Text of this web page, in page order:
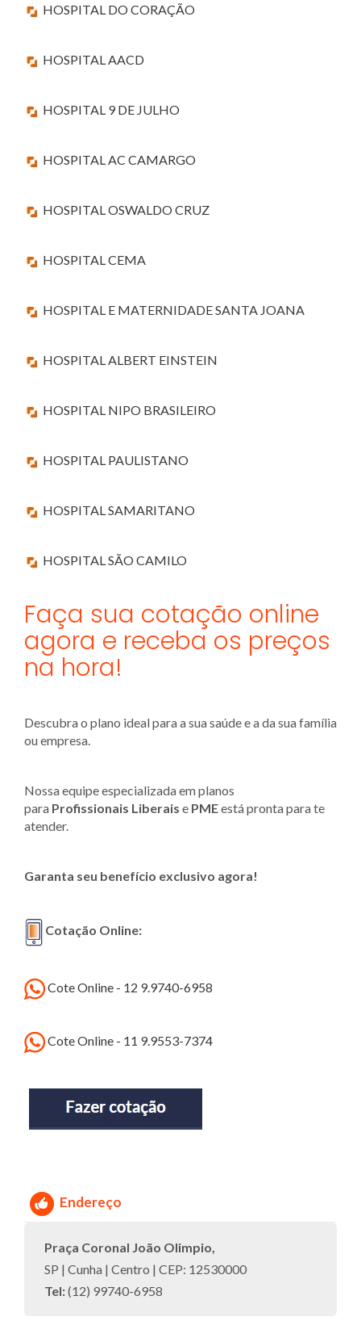
HOSPITAL DO CORAÇÃO
HOSPITAL AACD
HOSPITAL 9 DE JULHO
HOSPITAL AC CAMARGO
HOSPITAL OSWALDO CRUZ
HOSPITAL CEMA
HOSPITAL E MATERNIDADE SANTA JOANA
HOSPITAL ALBERT EINSTEIN
HOSPITAL NIPO BRASILEIRO
HOSPITAL PAULISTANO
HOSPITAL SAMARITANO
HOSPITAL SÃO CAMILO
Faça sua cotação online
agora e receba os preços
na hora!
Descubra o plano ideal para a sua saúde e a da sua família
ou empresa.
Nossa equipe especializada em planos
para Profissionais Liberais e PMEestá pronta para te
atender.
Garanta seu benefício exclusivo agora!
Cotação Online:
Cote Online - 12 9.9740-6958
Cote Online - 11 9.9553-7374
Endereço
Praça Coronal João Olimpio,
SP | Cunha | Centro | CEP: 12530000
Tel:(12) 99740-6958